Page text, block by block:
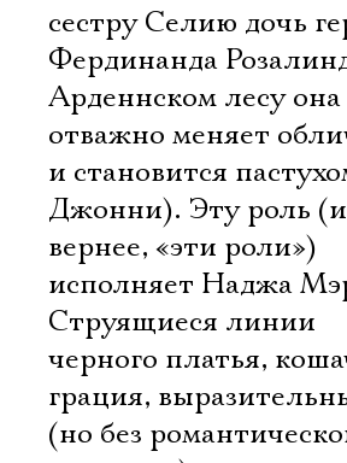
сестру Селию дочь
Фердинанда
Арденнском лесу она
отважно меняет
и становится
Джонни). Эту роль
вернее, «эти роли»)
исполняет Наджа
Струящиеся линии
черного платья,
грация,
(но без